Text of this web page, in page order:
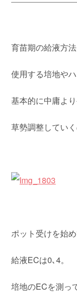
育苗期の給液方法
使用する培地や
基本的に中庸よ
草勢調整してい
ポット受けを始め
給液ECは0､4。
培地のECを測っ